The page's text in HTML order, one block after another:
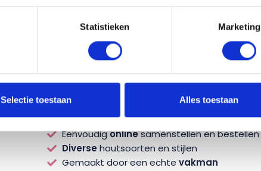
Statistieken Marketing
Selectie toestaan Alles toestaan
Eenvoudigonlinesamenstellen en bestellen
Diversehoutsoorten en stijlen
Gemaakt door een echte vakman